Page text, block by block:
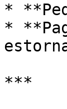
*
*
***